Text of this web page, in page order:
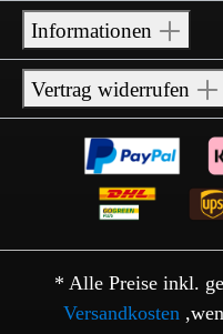
Informationen
Vertrag widerrufen
* Alle Preise inkl.
Versandkosten